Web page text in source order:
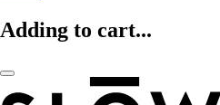
Adding to cart...